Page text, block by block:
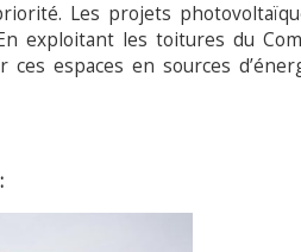
Les projets
exploitant les toitures du
espaces en sources